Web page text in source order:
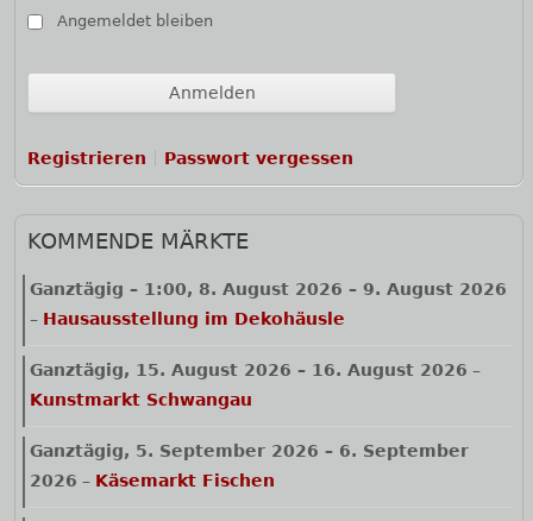
Angemeldet bleiben
Registrieren Passwort vergessen
KOMMENDE MÄRKTE
Ganztägig – 1:00, 8. August 2026 – 9. August 2026
– Hausausstellung im Dekohäusle
Ganztägig, 15. August 2026 – 16. August 2026 –
Kunstmarkt Schwangau
Ganztägig, 5. September 2026 – 6. September
2026 – Käsemarkt Fischen